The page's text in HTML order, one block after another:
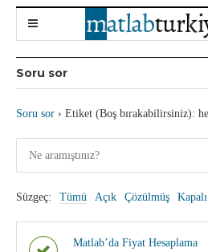
Soru sor
Soru sor › Etiket (Boş bırakabilirsiniz):
Süzgeç: Tümü Açık Çözülmüş Kapalı
Matlab’da Fiyat Hesaplama